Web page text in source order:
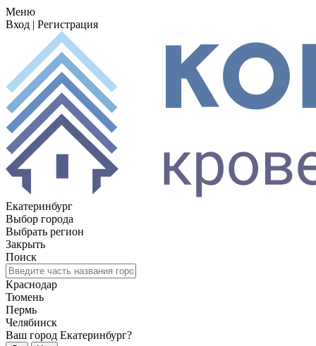
Меню
Вход | Регистрация
Екатеринбург
Выбор города
Выбрать регион
Закрыть
Поиск
Краснодар
Тюмень
Пермь
Челябинск
Ваш город Екатеринбург?